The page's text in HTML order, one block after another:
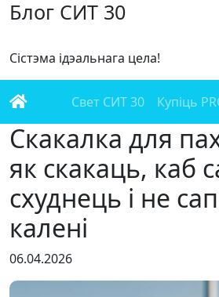
Блог СИТ 30
Сістэма ідэальнага цела!
Свет СИТ 30 Купіць
Скакалка для
як скакаць, каб
схуднець і не
калені
06.04.2026